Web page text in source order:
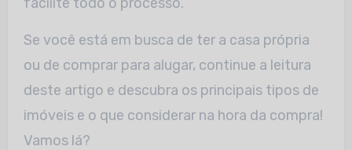
Se você está em busca de ter a casa própria
ou de comprar para alugar, continue a leitura
deste artigo e descubra os principais tipos de
imóveis e o que considerar na hora da compra!
Vamos lá?